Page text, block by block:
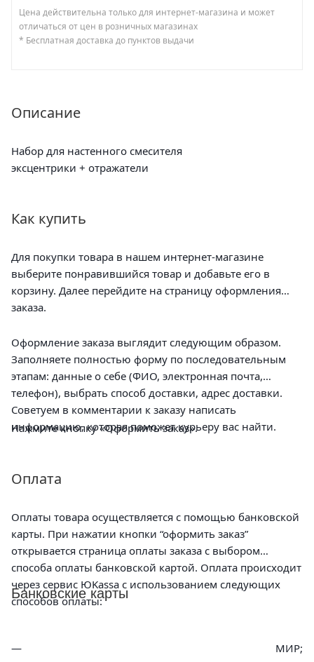
Цена действительна только для интернет-магазина и может
отличаться от цен в розничных магазинах
* Бесплатная доставка до пунктов выдачи
Описание
Набор для настенного смесителя
эксцентрики + отражатели
Как купить
Для покупки товара в нашем интернет-магазине
выберите понравившийся товар и добавьте его в
корзину. Далее перейдите на страницу оформления
заказа.
Оформление заказа выглядит следующим образом.
Заполняете полностью форму по последовательным
этапам: данные о себе (ФИО, электронная почта,
телефон), выбрать способ доставки, адрес доставки.
Советуем в комментарии к заказу написать
информацию, которая поможет курьеру вас найти.
Нажмите кнопку «Оформить заказ».
Оплата
Оплаты товара осуществляется с помощью банковской
карты. При нажатии кнопки “оформить заказ”
открывается страница оплаты заказа с выбором
способа оплаты банковской картой. Оплата происходит
через сервис ЮKassa с использованием следующих
способов оплаты:
Банковские карты
МИР;